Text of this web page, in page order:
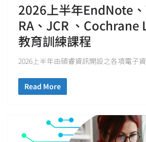
2026上半年EndNote
RA、JCR 、
教育訓練課程
2026上半年由碩睿資訊開設之各項電子資
Read More